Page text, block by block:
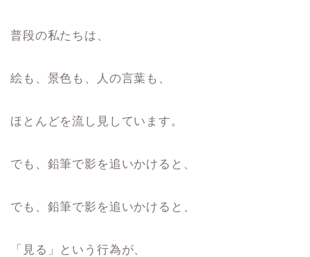
普段の私たちは、
絵も、景色も、人の言葉も、
ほとんどを流し見しています。
でも、鉛筆で影を追いかけると、
でも、鉛筆で影を追いかけると、
「見る」という行為が、